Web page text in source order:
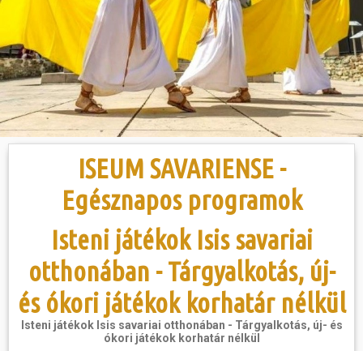
Szabadidő
Hasznos
ISEUM SAVARIENSE -
Egésznapos programok
Isteni játékok Isis savariai
otthonában - Tárgyalkotás, új-
és ókori játékok korhatár nélkül
Isteni játékok Isis savariai otthonában - Tárgyalkotás, új- és
ókori játékok korhatár nélkül